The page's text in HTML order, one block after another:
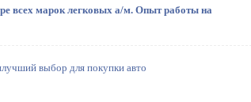
всех марок легковых а/м. Опыт работы на
выбор для покупки авто